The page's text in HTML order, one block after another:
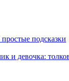
подсказки
и девочка: